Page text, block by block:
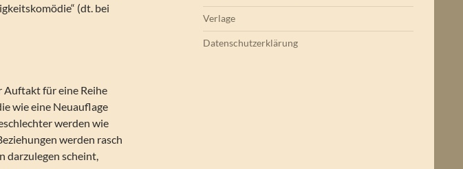
(dt. bei
Auftakt für eine Reihe
wie eine Neuauflage
werden wie
werden rasch
darzulegen scheint,
Verlage
Datenschutzerklärung